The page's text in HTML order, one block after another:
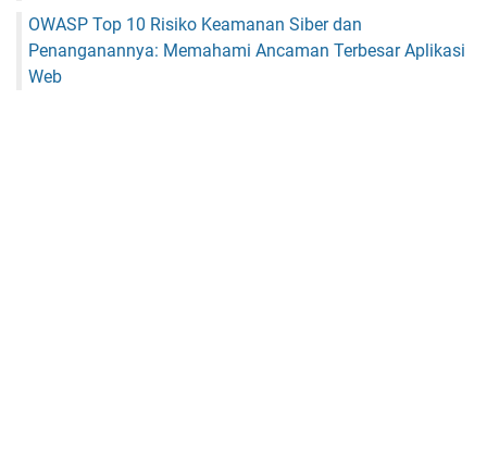
OWASP Top 10 Risiko Keamanan Siber dan
Penanganannya: Memahami Ancaman Terbesar Aplikasi
Web